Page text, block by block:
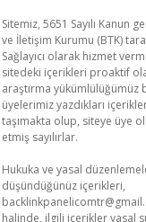
Sitemiz, 5651 Sayılı Kanun
ve İletişim Kurumu (BTK)
Sağlayıcı olarak hizmet
sitedeki içerikleri proaktif
araştırma yükümlülüğümüz
üyelerimiz yazdıkları
taşımakta olup, siteye üye
etmiş sayılırlar.
Hukuka ve yasal
düşündüğünüz içerikleri,
halinde, ilgili içerikler yasal